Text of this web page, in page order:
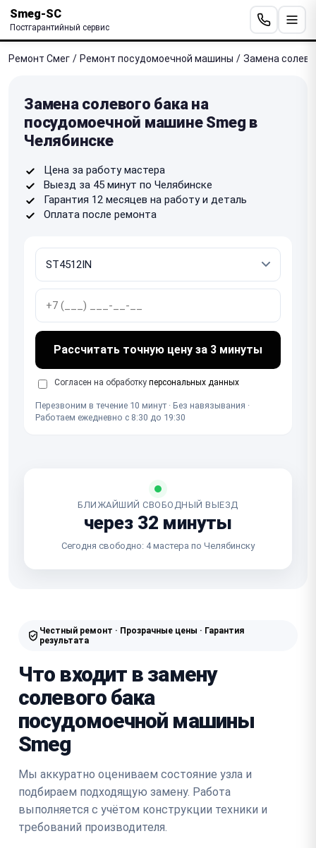
Smeg-SC
Постгарантийный сервис
Ремонт Смег / Ремонт посудомоечной машины / Замена
Замена солевого бака на
посудомоечной машине Smeg в
Челябинске
Цена за работу мастера
Выезд за 45 минут по Челябинске
Гарантия 12 месяцев на работу и деталь
Оплата после ремонта
Рассчитать точную цену за 3 минуты
Согласен на обработку персональных данных
Перезвоним в течение 10 минут · Без навязывания ·
Работаем ежедневно с 8:30 до 19:30
БЛИЖАЙШИЙ СВОБОДНЫЙ ВЫЕЗД
через 32 минуты
Сегодня свободно: 4 мастера по Челябинску
Честный ремонт · Прозрачные цены · Гарантия
результата
Что входит в замену
солевого бака
посудомоечной машины
Smeg
Мы аккуратно оцениваем состояние узла и
подбираем подходящую замену. Работа
выполняется с учётом конструкции техники и
требований производителя.